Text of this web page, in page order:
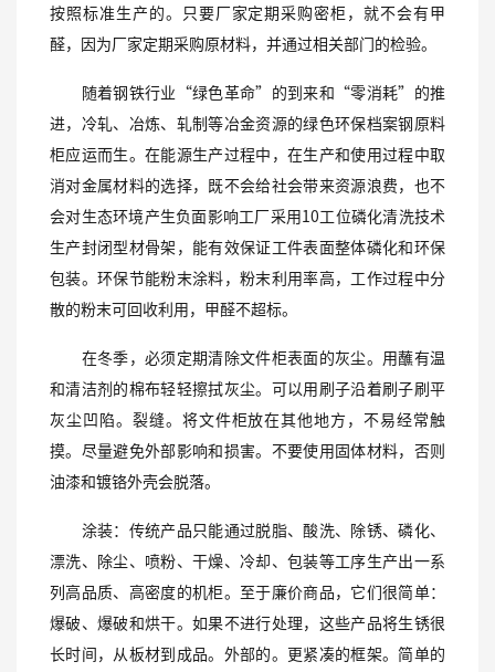
按照标准生产的。只要厂家定期采购密柜，就不会有甲
醛，因为厂家定期采购原材料，并通过相关部门的检验。
随着钢铁行业“绿色革命”的到来和“零消耗”的推
进，冷轧、冶炼、轧制等冶金资源的绿色环保档案钢原料
柜应运而生。在能源生产过程中，在生产和使用过程中取
消对金属材料的选择，既不会给社会带来资源浪费，也不
会对生态环境产生负面影响工厂采用10工位磷化清洗技术
生产封闭型材骨架，能有效保证工件表面整体磷化和环保
包装。环保节能粉末涂料，粉末利用率高，工作过程中分
散的粉末可回收利用，甲醛不超标。
在冬季，必须定期清除文件柜表面的灰尘。用蘸有温
和清洁剂的棉布轻轻擦拭灰尘。可以用刷子沿着刷子刷平
灰尘凹陷。裂缝。将文件柜放在其他地方，不易经常触
摸。尽量避免外部影响和损害。不要使用固体材料，否则
油漆和镀铬外壳会脱落。
涂装：传统产品只能通过脱脂、酸洗、除锈、磷化、
漂洗、除尘、喷粉、干燥、冷却、包装等工序生产出一系
列高品质、高密度的机柜。至于廉价商品，它们很简单：
爆破、爆破和烘干。如果不进行处理，这些产品将生锈很
长时间，从板材到成品。外部的。更紧凑的框架。简单的